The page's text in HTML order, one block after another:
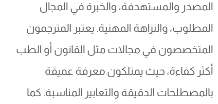
المصدر والمستهدفة، والخبرة في المجال
المطلوب، والنزاهة المهنية. يعتبر المترجمون
المتخصصون في مجالات مثل القانون أو الطب
أكثر كفاءة، حيث يمتلكون معرفة عميقة
بالمصطلحات الدقيقة والتعابير المناسبة. كما